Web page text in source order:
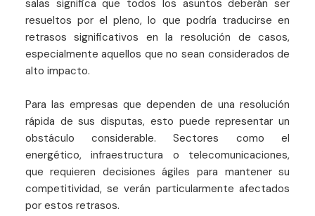
salas significa que todos los asuntos deberán ser
resueltos por el pleno, lo que podría traducirse en
retrasos significativos en la resolución de casos,
especialmente aquellos que no sean considerados de
alto impacto.
Para las empresas que dependen de una resolución
rápida de sus disputas, esto puede representar un
obstáculo considerable. Sectores como el
energético, infraestructura o telecomunicaciones,
que requieren decisiones ágiles para mantener su
competitividad, se verán particularmente afectados
por estos retrasos.